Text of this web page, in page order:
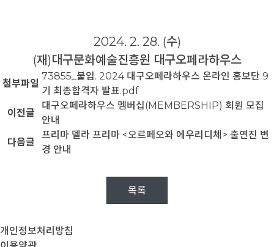
2024. 2. 28. (수)
(재)대구문화예술진흥원 대구오페라하우스
첨부파일
73855_붙임. 2024 대구오페라하우스 온라인 홍보단 9
기 최종합격자 발표.pdf
이전글
대구오페라하우스 멤버십(MEMBERSHIP) 회원 모집
안내
다음글
프리마 델라 프리마 <오르페오와 에우리디체> 출연진 변
경 안내
목록
개인정보처리방침